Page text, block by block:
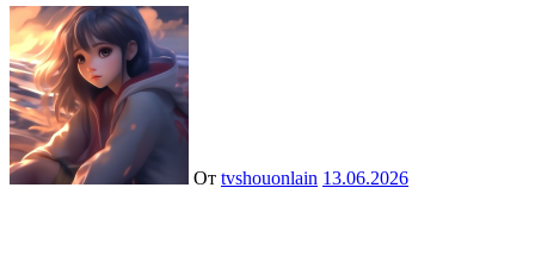
От tvshouonlain 13.06.2026